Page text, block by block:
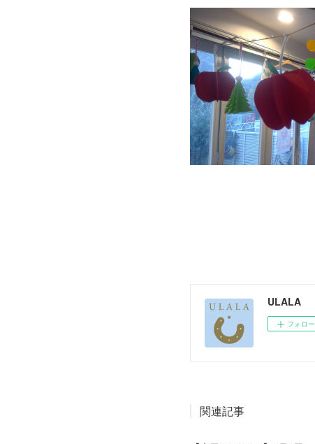
ULALA
フォロー
関連記事